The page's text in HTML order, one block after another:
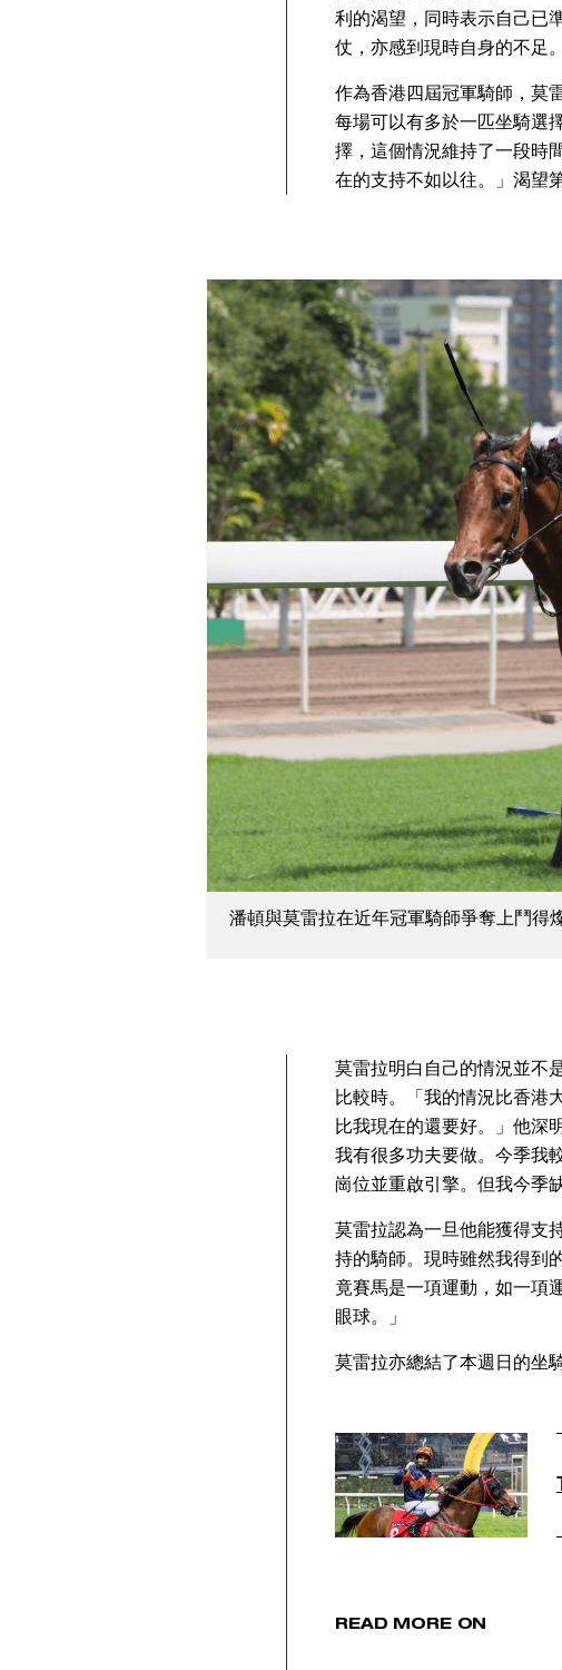
利的渴望，同時表示自己已
仗，亦感到現時自身的不足。
作為香港四屆冠軍騎師，莫
每場可以有多於一匹坐騎選
擇，這個情況維持了一段時
在的支持不如以往。」渴望
潘頓與莫雷拉在近年冠軍騎師爭奪上鬥得
莫雷拉明白自己的情況並不
比較時。「我的情況比香港
比我現在的還要好。」他深
我有很多功夫要做。今季我
崗位並重啟引擎。但我今季
莫雷拉認為一旦他能獲得支
持的騎師。現時雖然我得到
竟賽馬是一項運動，如一項
眼球。」
莫雷拉亦總結了本週日的坐
READ MORE ON